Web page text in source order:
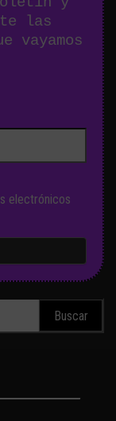
las
vayamos
electrónicos